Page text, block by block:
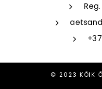
© 2023 KÕIK